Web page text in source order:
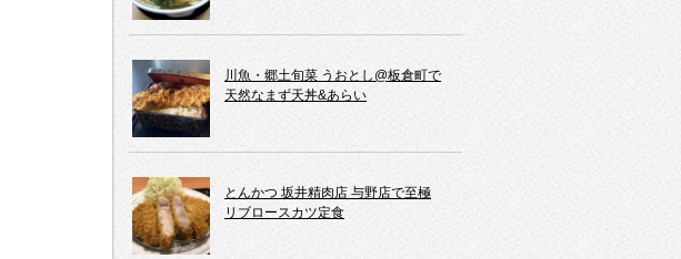
川魚・郷土旬菜 うおとし@板倉町で
天然なまず天丼&あらい
とんかつ 坂井精肉店 与野店で至極
リブロースカツ定食